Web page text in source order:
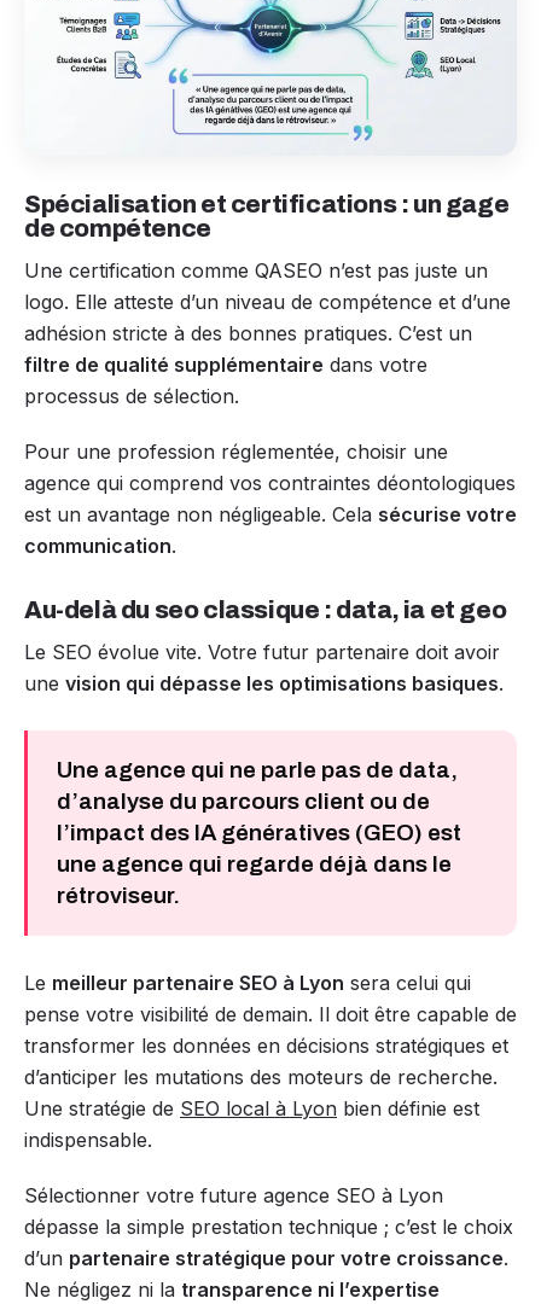
Spécialisation et certifications : un gage
de compétence
Une certification comme QASEO n’est pas juste un
logo. Elle atteste d’un niveau de compétence et d’une
adhésion stricte à des bonnes pratiques. C’est un
filtre de qualité supplémentaire dans votre
processus de sélection.
Pour une profession réglementée, choisir une
agence qui comprend vos contraintes déontologiques
est un avantage non négligeable. Cela sécurise votre
communication.
Au-delà du seo classique : data, ia et geo
Le SEO évolue vite. Votre futur partenaire doit avoir
une vision qui dépasse les optimisations basiques.
Une agence qui ne parle pas de data,
d’analyse du parcours client ou de
l’impact des IA génératives (GEO) est
une agence qui regarde déjà dans le
rétroviseur.
Le meilleur partenaire SEO à Lyon sera celui qui
pense votre visibilité de demain. Il doit être capable de
transformer les données en décisions stratégiques et
d’anticiper les mutations des moteurs de recherche.
Une stratégie de SEO local à Lyon bien définie est
indispensable.
Sélectionner votre future agence SEO à Lyon
dépasse la simple prestation technique ; c’est le choix
d’un partenaire stratégique pour votre croissance.
Ne négligez ni la transparence ni l’expertise